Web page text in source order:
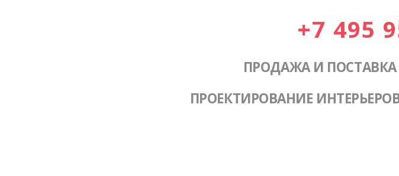
+7 495
ПРОДАЖА И
ПРОЕКТИРОВАНИЕ